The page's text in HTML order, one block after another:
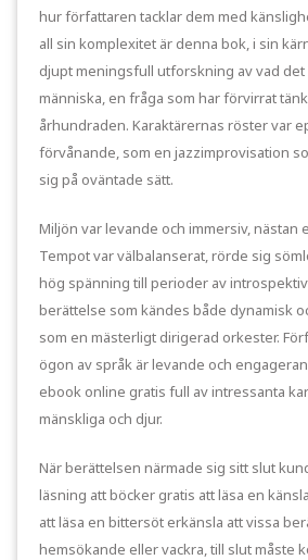
hur författaren tacklar dem med
all sin komplexitet är denna bok, i sin
djupt meningsfull utforskning av vad det
människa, en fråga som har förvirrat
århundraden. Karaktärernas röster var
förvånande, som en jazzimprovisation
sig på oväntade sätt.
Miljön var levande och immersiv, nästan
Tempot var välbalanserat, rörde sig
hög spänning till perioder av
berättelse som kändes både dynamisk
som en mästerligt dirigerad orkester.
ögon av språk är levande och
ebook online gratis full av intressanta
mänskliga och djur.
När berättelsen närmade sig sitt slut
läsning att böcker gratis att läsa en
att läsa en bittersöt erkänsla att vissa
hemsökande eller vackra, till slut måste